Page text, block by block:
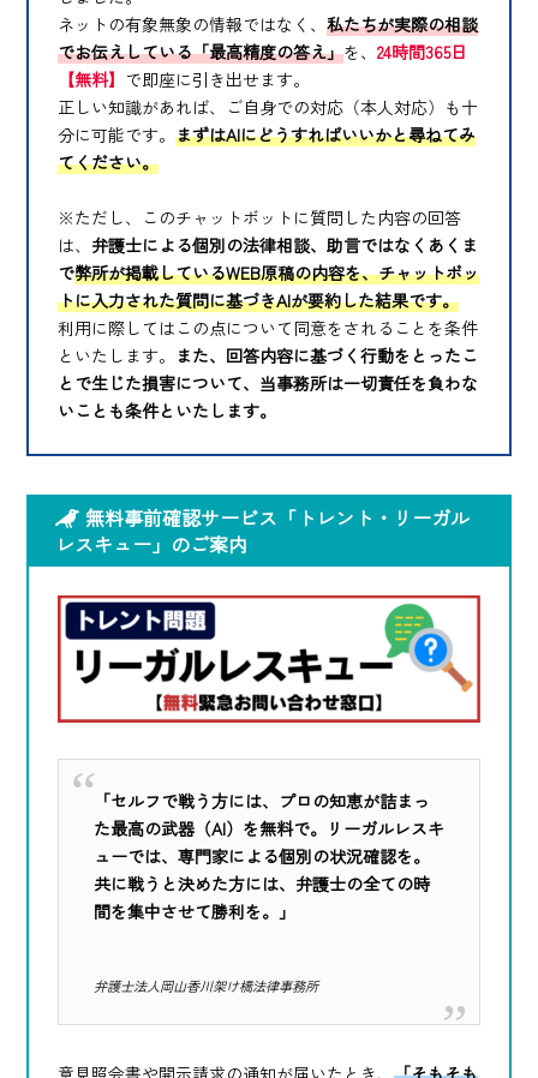
ネットの有象無象の情報ではなく、 私たちが実際の相談
でお伝えしている「最高精度の答え」を、 24時間365日
【無料】 で即座に引き出せます。
正しい知識があれば、ご自身での対応（本人対応）も十
分に可能です。 まずはAIにどうすればいいかと尋ねてみ
てください。
※ただし、このチャットボットに質問した内容の回答
は、 弁護士による個別の法律相談、助言ではなくあくま
で弊所が掲載しているWEB原稿の内容を、チャットボッ
トに入力された質問に基づきAIが要約した結果です。
利用に際してはこの点について同意をされることを条件
といたします。 また、回答内容に基づく行動をとったこ
とで生じた損害について、当事務所は一切責任を負わな
いことも条件といたします。
無料事前確認サービス「トレント・リーガル
レスキュー」のご案内
「セルフで戦う方には、プロの知恵が詰まっ
た最高の武器（AI）を無料で。リーガルレスキ
ューでは、専門家による個別の状況確認を。
共に戦うと決めた方には、弁護士の全ての時
間を集中させて勝利を。」
弁護士法人岡山香川架け橋法律事務所
意見照会書や開示請求の通知が届いたとき、 「そもそも